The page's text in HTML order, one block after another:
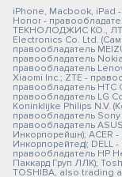
iPhone, Macbook, iPad
Honor -
ТЕКНОЛОДЖИС КО.,
Electronics Co. Ltd.
правообладатель
правообладатель
правообладатель
Xiaomi Inc.; ZTE -
правообладатель
правообладатель LG
Koninklijke Philips N.V.
правообладатель
правообладатель
Инкорпорейшн); ACER
Инкорпорейтед); DELL
правообладатель HP
Паккард Груп ЛЛК);
TOSHIBA, also